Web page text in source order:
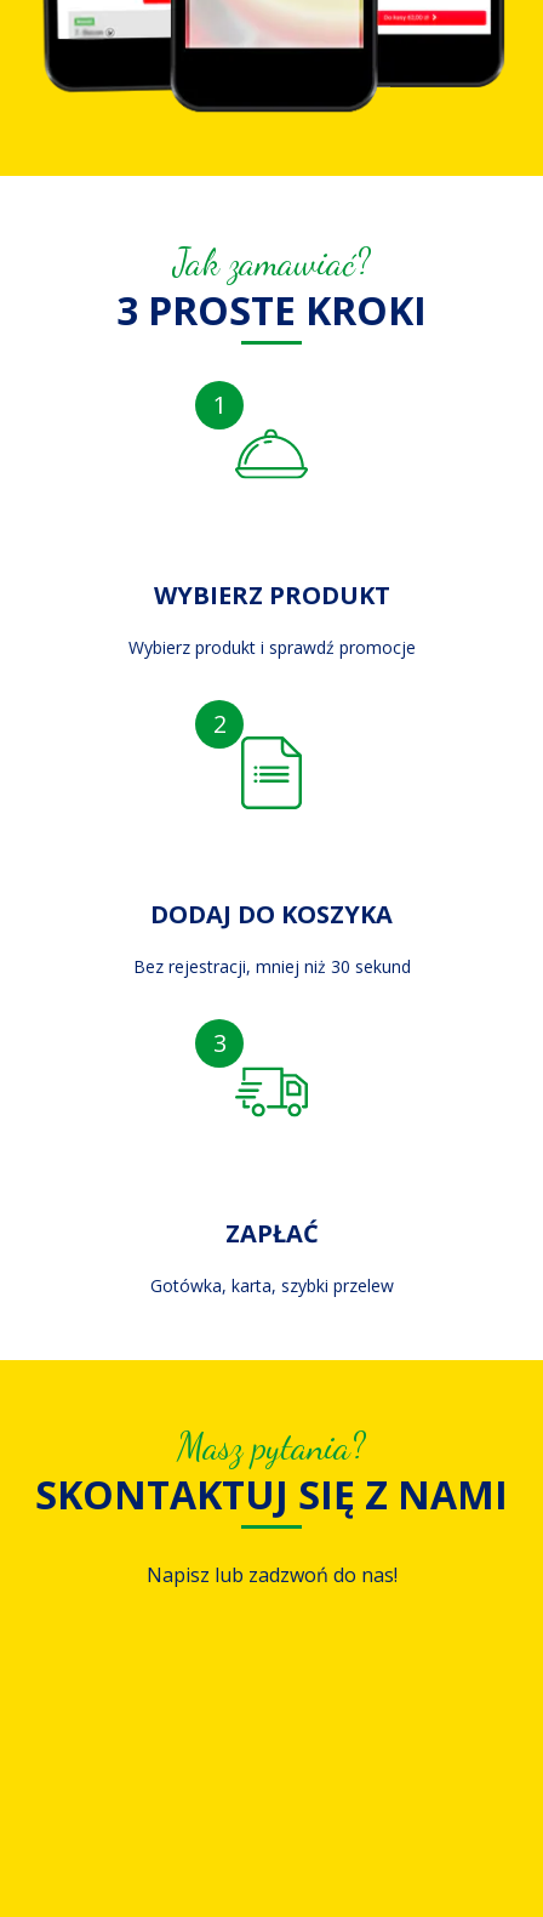
Jak zamawiać?
3 PROSTE KROKI
1
WYBIERZ PRODUKT
Wybierz produkt i sprawdź promocje
2
DODAJ DO KOSZYKA
Bez rejestracji, mniej niż 30 sekund
3
ZAPŁAĆ
Gotówka, karta, szybki przelew
Masz pytania?
SKONTAKTUJ SIĘ Z NAMI
Napisz lub zadzwoń do nas!